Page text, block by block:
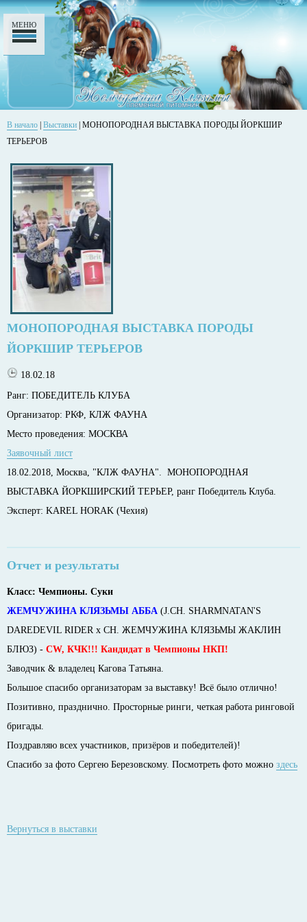
МЕНЮ
В начало Выставки | МОНОПОРОДНАЯ ВЫСТАВКА ПОРОДЫ ЙОРКШИР
ТЕРЬЕРОВ
МОНОПОРОДНАЯ ВЫСТАВКА ПОРОДЫ
ЙОРКШИР ТЕРЬЕРОВ
18.02.18
Ранг: ПОБЕДИТЕЛЬ КЛУБА
Организатор: РКФ, КЛЖ ФАУНА
Место проведения: МОСКВА
Заявочный лист
18.02.2018, Москва, "КЛЖ ФАУНА". МОНОПОРОДНАЯ
ВЫСТАВКА ЙОРКШИРСКИЙ ТЕРЬЕР, ранг Победитель Клуба.
Эксперт: KAREL HORAK (Чехия)
Отчет и результаты
Класс: Чемпионы. Суки
ЖЕМЧУЖИНА КЛЯЗЬМЫ АББА (J.CH. SHARMNATAN'S
DAREDEVIL RIDER х CH. ЖЕМЧУЖИНА КЛЯЗЬМЫ ЖАКЛИН
БЛЮЗ) - CW, КЧК!!! Кандидат в Чемпионы НКП!
Заводчик & владелец Кагова Татьяна.
Большое спасибо организаторам за выставку! Всё было отлично!
Позитивно, празднично. Просторные ринги, четкая работа ринговой
бригады.
Поздравляю всех участников, призёров и победителей)!
Спасибо за фото Сергею Березовскому. Посмотреть фото можно здесь
Вернуться в выставки